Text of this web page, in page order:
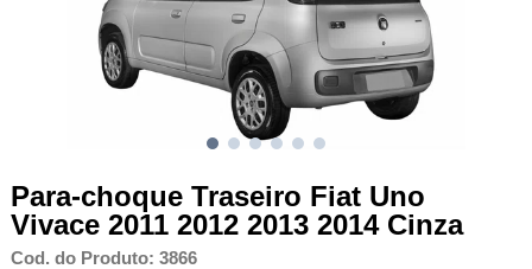
Para-choque Traseiro Fiat Uno
Vivace 2011 2012 2013 2014 Cinza
Cod. do Produto: 3866